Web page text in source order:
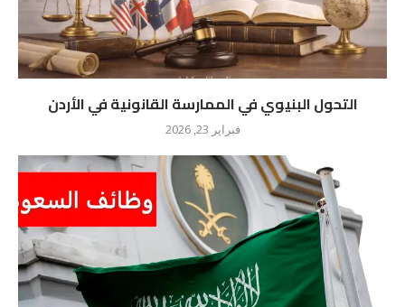
التحول البنيوي في الممارسة القانونية في الأردن
فبراير 23, 2026